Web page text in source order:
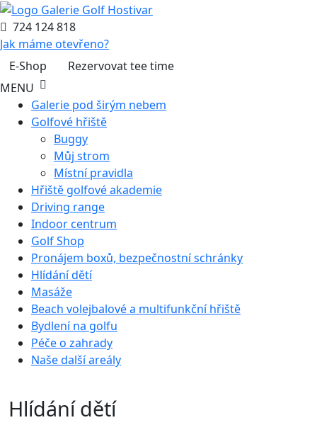
724 124 818
Jak máme otevřeno?
E-Shop
Rezervovat tee time
MENU
Galerie pod širým nebem
Golfové hřiště
Buggy
Můj strom
Místní pravidla
Hřiště golfové akademie
Driving range
Indoor centrum
Golf Shop
Pronájem boxů, bezpečnostní schránky
Hlídání dětí
Masáže
Beach volejbalové a multifunkční hřiště
Bydlení na golfu
Péče o zahrady
Naše další areály
Hlídání dětí